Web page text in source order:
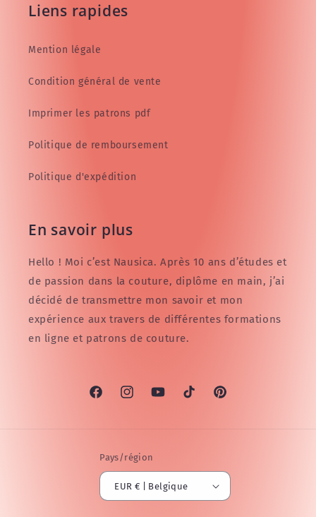
Liens rapides
Mention légale
Condition général de vente
Imprimer les patrons pdf
Politique de remboursement
Politique d'expédition
En savoir plus
Hello ! Moi c’est Nausica. Après 10 ans d’études et
de passion dans la couture, diplôme en main, j’ai
décidé de transmettre mon savoir et mon
expérience aux travers de différentes formations
en ligne et patrons de couture.
FacebookInstagramYouTubeTikTok Pinterest
Pays/région
EUR € | Belgique